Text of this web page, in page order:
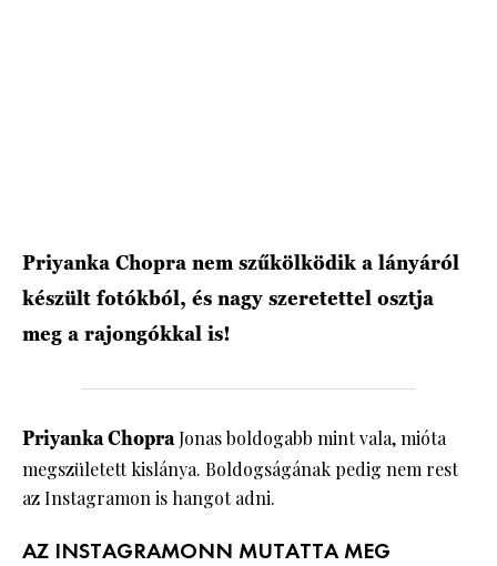
Priyanka Chopra nem szűkölködik a lányáról
készült fotókból, és nagy szeretettel osztja
meg a rajongókkal is!
Priyanka ChopraJonas boldogabb mint vala, mióta
megszületett kislánya. Boldogságának pedig nem rest
az Instagramon is hangot adni.
AZ INSTAGRAMONN MUTATTA MEG